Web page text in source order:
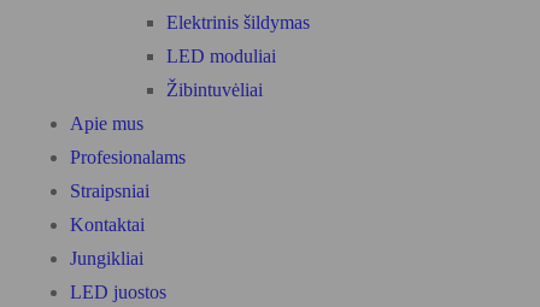
Elektrinis šildymas
LED moduliai
Žibintuvėliai
Apie mus
Profesionalams
Straipsniai
Kontaktai
Jungikliai
LED juostos